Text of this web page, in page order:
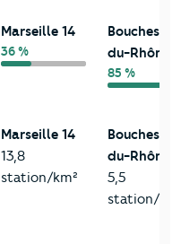
Marseille 14
36 %
Bouches-
du-Rhône
85 %
Marseille 14
13,8
station/km²
Bouches-
du-Rhône
5,5
station/